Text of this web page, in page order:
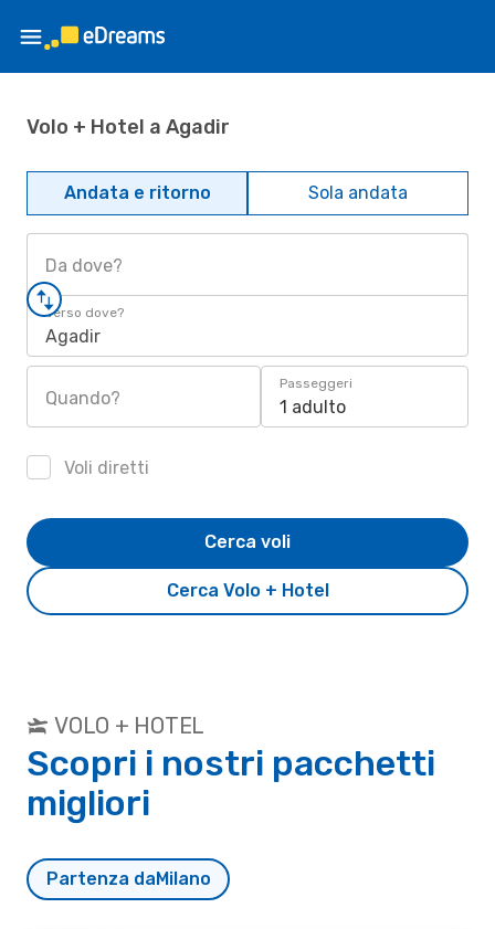
Volo + Hotel a Agadir
Andata e ritorno Sola andata
Da dove?
Verso dove?
Agadir
Quando?
Passeggeri
1 adulto
Voli diretti
Cerca Volo + Hotel
Cerca voli
VOLO + HOTEL
Scopri i nostri pacchetti
migliori
Partenza da Milano